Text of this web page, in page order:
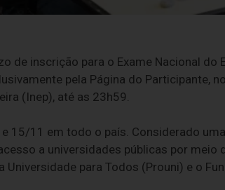
de inscrição para o Exame Nacional do
pela Página do Participante,
(Inep), até as 23h59.
15/11 em todo o país. Considerado
a universidades públicas por meio
para Todos (Prouni) e o